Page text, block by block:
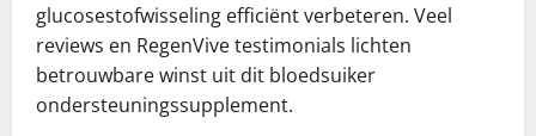
glucosestofwisseling efficiënt verbeteren. Veel
reviews en RegenVive testimonials lichten
betrouwbare winst uit dit bloedsuiker
ondersteuningssupplement.